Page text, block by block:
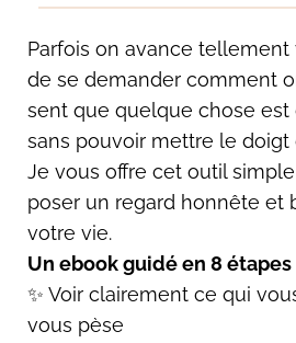
Parfois on avance
de se demander comment
sent que quelque chose
sans pouvoir mettre le doigt
Je vous offre cet outil
poser un regard honnête et
votre vie.
Un ebook guidé en 8 étapes
✨ Voir clairement ce qui
vous pèse